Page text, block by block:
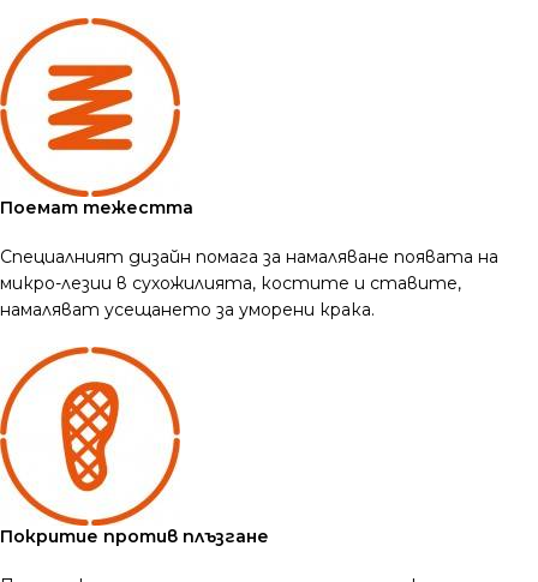
Поемат тежестта
Специалният дизайн помага за намаляване появата на
микро-лезии в сухожилията, костите и ставите,
намаляват усещането за уморени крака.
Покритие против плъзгане